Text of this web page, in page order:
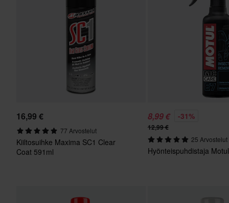
16,99 €
77 Arvostelut
Kiiltosuihke Maxima SC1 Clear
Coat 591ml
8,99 € -31%
12,99 €
25 Arvostelut
Hyönteispuhdistaja